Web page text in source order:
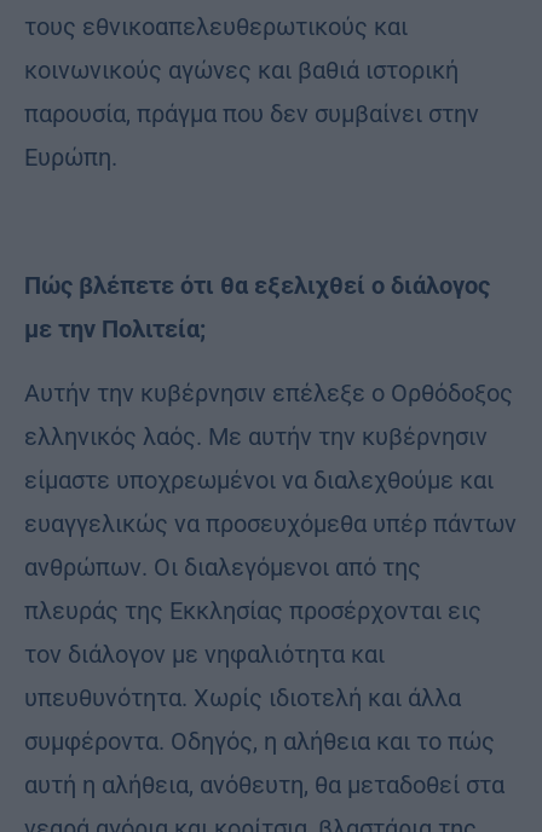
τους εθνικοαπελευθερωτικούς και
κοινωνικούς αγώνες και βαθιά ιστορική
παρουσία, πράγμα που δεν συμβαίνει στην
Ευρώπη.
Πώς βλέπετε ότι θα εξελιχθεί ο διάλογος
με την Πολιτεία;
Αυτήν την κυβέρνησιν επέλεξε ο Ορθόδοξος
ελληνικός λαός. Με αυτήν την κυβέρνησιν
είμαστε υποχρεωμένοι να διαλεχθούμε και
ευαγγελικώς να προσευχόμεθα υπέρ πάντων
ανθρώπων. Οι διαλεγόμενοι από της
πλευράς της Εκκλησίας προσέρχονται εις
τον διάλογον με νηφαλιότητα και
υπευθυνότητα. Χωρίς ιδιοτελή και άλλα
συμφέροντα. Οδηγός, η αλήθεια και το πώς
αυτή η αλήθεια, ανόθευτη, θα μεταδοθεί στα